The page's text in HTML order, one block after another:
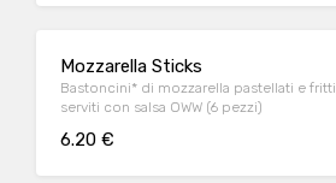
Mozzarella Sticks
Bastoncini* di mozzarella pastellati e fritti
serviti con salsa OWW (6 pezzi)
6.20 €